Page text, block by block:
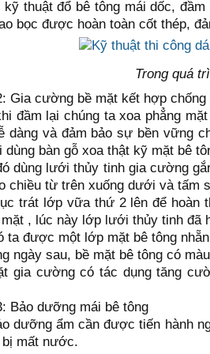
kỹ thuật đổ bê tông mái dốc,
bọc được hoàn toàn cốt thép,
Trong quá
Gia cường bề mặt kết hợp chống
đầm lại chúng ta xoa phẳng
dàng và đảm bảo sự bền vững
dùng bàn gỗ xoa thật kỹ mặt bê
dùng lưới thủy tinh gia cường
chiều từ trên xuống dưới và tấm
trát lớp vữa thứ 2 lên để hoàn
, lúc này lớp lưới thủy tinh đã
ta được một lớp mặt bê tông
ngày sau, bề mặt bê tông có
gia cường có tác dụng tăng
Bảo dưỡng mái bê tông
dưỡng ẩm cần được tiến hành
mất nước.